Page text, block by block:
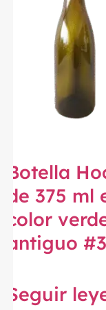
Botella
de 375 ml
color
antiguo
Seguir